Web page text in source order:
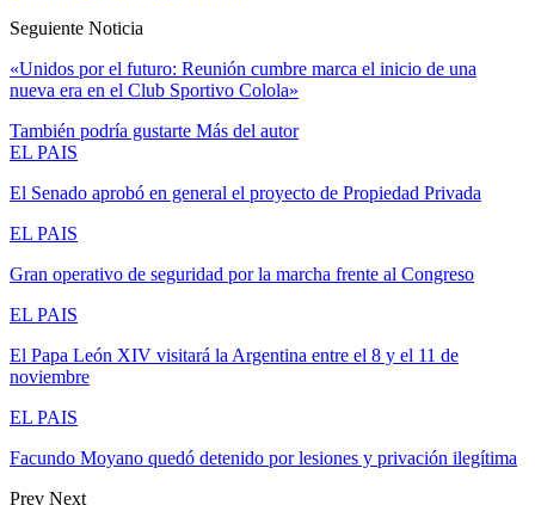
Seguiente Noticia
«Unidos por el futuro: Reunión cumbre marca el inicio de una
nueva era en el Club Sportivo Colola»
También podría gustarte Más del autor
EL PAIS
El Senado aprobó en general el proyecto de Propiedad Privada
EL PAIS
Gran operativo de seguridad por la marcha frente al Congreso
EL PAIS
El Papa León XIV visitará la Argentina entre el 8 y el 11 de
noviembre
EL PAIS
Facundo Moyano quedó detenido por lesiones y privación ilegítima
Prev Next